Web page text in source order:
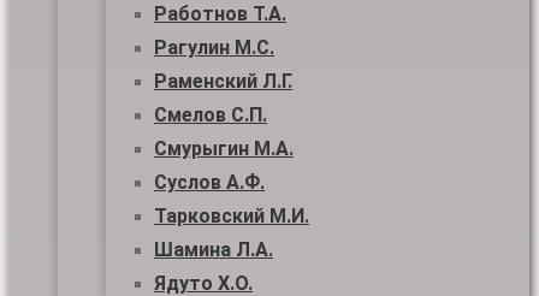
Работнов Т.А.
Рагулин М.С.
Раменский Л.Г.
Смелов С.П.
Смурыгин М.А.
Суслов А.Ф.
Тарковский М.И.
Шамина Л.А.
Ядуто Х.О.